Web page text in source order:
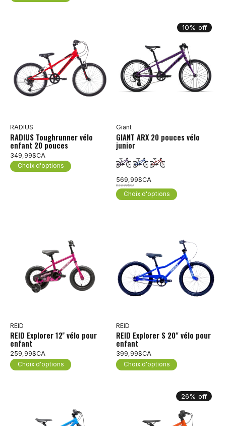
RADIUS
RADIUS Toughrunner vélo
enfant 20 pouces
349,99$CA
Choix d'options
10% off
Giant
GIANT ARX 20 pouces vélo
junior
569,99$CA
629,99$CA
Choix d'options
REID
REID Explorer 12'' vélo pour
enfant
259,99$CA
Choix d'options
REID
REID Explorer S 20" vélo pour
enfant
399,99$CA
Choix d'options
26% off